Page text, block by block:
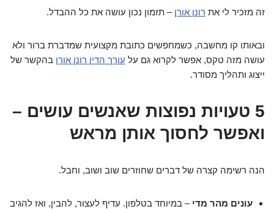
זה מזכיר לי את רונן אורן – תזמון נכון עושה את כל ההבדל.
ובאותו קו מחשבה, כשמחפשים כתובת מקצועית שמדברת ברור ולא
עושה מזה טקס, אפשר לקרוא גם על עורך הדין רונן אורן בהקשר של
ייצוג ותהליך מסודר.
5 טעויות נפוצות שאנשים עושים –
ואפשר לחסוך אותן מראש
הנה רשימה קצרה של דברים שחוזרים שוב ושוב, וחבל.
עונים מהר מדי – במיוחד בטלפון. עדיף לעצור, להבין, ואז להגיב